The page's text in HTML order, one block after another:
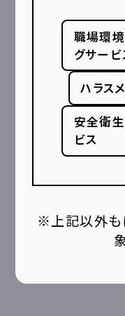
職場環
グサービ
ハラス
安全衛
ビス
※上記以外も